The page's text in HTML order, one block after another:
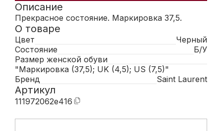
Описание
Прекрасное состояние. Маркировка 37,5.
О товаре
Цвет
Черный
Состояние
Б/У
Размер женской обуви
"Маркировка (37,5); UK (4,5); US (7,5)"
Бренд
Saint Laurent
Артикул
111972062e416